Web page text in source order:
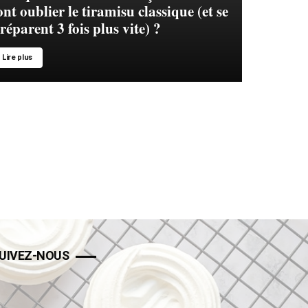
oublier le tiramisu classique (et se
3 fois plus vite) ?
Lire plus
NOUS